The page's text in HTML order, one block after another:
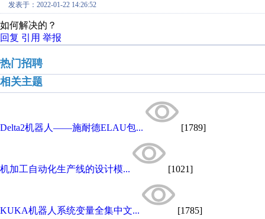
发表于：2022-01-22 14:26:52
如何解决的？
回复 引用 举报
热门招聘
相关主题
Delta2机器人——施耐德ELAU包... [1789]
机加工自动化生产线的设计模... [1021]
KUKA机器人系统变量全集中文... [1785]